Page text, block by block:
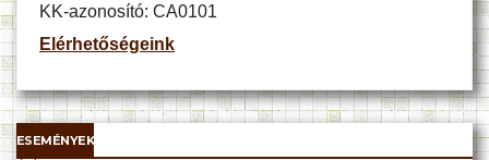
KK-azonosító: CA0101
Elérhetőségeink
ESEMÉNYEK